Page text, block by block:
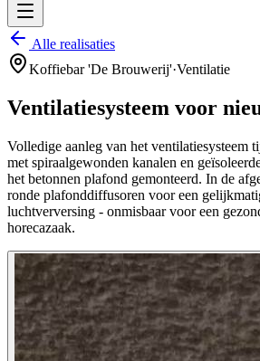
Alle realisaties
Koffiebar 'De Brouwerij'·Ventilatie
Ventilatiesysteem voor
Volledige aanleg van het ventilatiesysteem
met spiraalgewonden kanalen en
het betonnen plafond gemonteerd. In de
ronde plafonddiffusoren voor een
luchtverversing - onmisbaar voor een
horecazaak.